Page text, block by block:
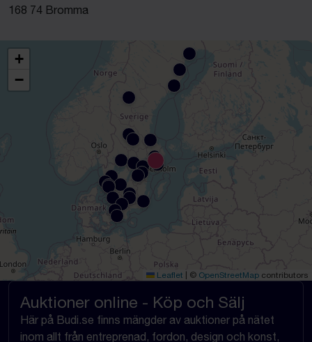
168 74 Bromma
+
−
Leaflet | © OpenStreetMap contributors
Auktioner online - Köp och Sälj
Här på Budi.se finns mängder av auktioner på nätet
inom allt från entreprenad, fordon, design och konst,